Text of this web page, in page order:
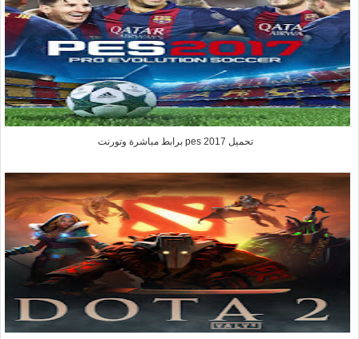
تحميل pes 2017 برابط مباشرة وتورنت